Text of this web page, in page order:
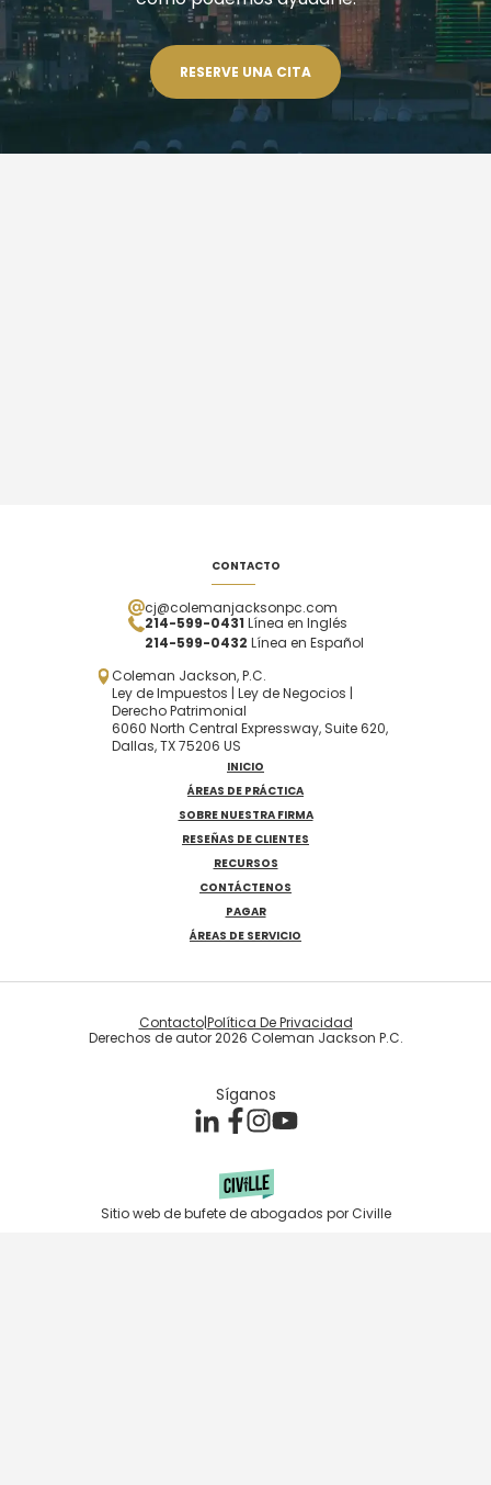
RESERVE UNA CITA
CONTACTO
cj@colemanjacksonpc.com
214-599-0431 Línea en Inglés
214-599-0432 Línea en Español
Coleman Jackson, P.C.
Ley de Impuestos | Ley de Negocios |
Derecho Patrimonial
6060 North Central Expressway, Suite 620,
Dallas, TX 75206 US
INICIO
ÁREAS DE PRÁCTICA
SOBRE NUESTRA FIRMA
RESEÑAS DE CLIENTES
RECURSOS
CONTÁCTENOS
PAGAR
ÁREAS DE SERVICIO
Derechos de autor 2026 Coleman Jackson P.C.
Contacto|Política De Privacidad
Sitio web de bufete de abogados por Civille
Síganos